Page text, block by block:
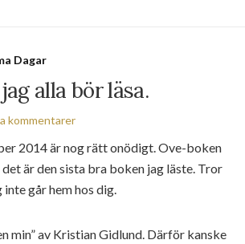
Dagar
alla bör läsa.
kommentarer
2014 är nog rätt onödigt. Ove-boken
det är den sista bra boken jag läste. Tror
går hem hos dig.
min” av Kristian Gidlund. Därför kanske